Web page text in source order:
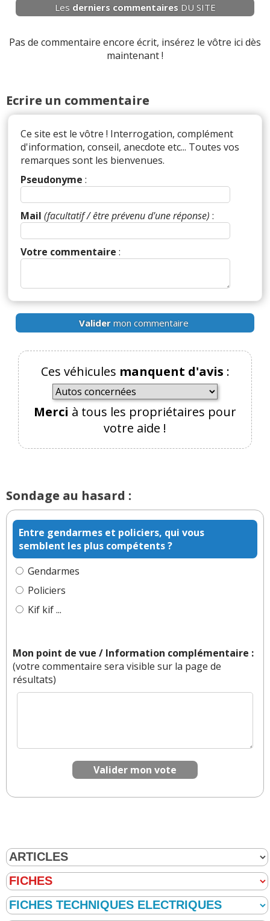
Les derniers commentaires DU SITE
Pas de commentaire encore écrit, insérez le vôtre ici dès
maintenant !
Ecrire un commentaire
Ce site est le vôtre ! Interrogation, complément
d'information, conseil, anecdote etc... Toutes vos
remarques sont les bienvenues.
Pseudonyme :
Mail (facultatif / être prévenu d'une réponse) :
Votre commentaire :
Validermon commentaire
Ces véhicules manquent d'avis :
Merci à tous les propriétaires pour
votre aide !
Sondage au hasard :
Entre gendarmes et policiers, qui vous
semblent les plus compétents ?
Gendarmes
Policiers
Kif kif ...
Mon point de vue / Information complémentaire :
(votre commentaire sera visible sur la page de
résultats)
Valider mon vote